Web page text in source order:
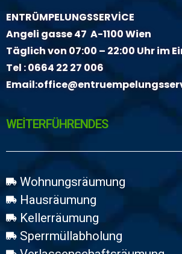
ENTRÜMPELUNGSSERVİCE
Angeli gasse 47 A-1100 Wien
Täglich von 07:00 – 22:00 Uhr im
Tel :0664 22 27 006
Email:
WEİTERFÜHRENDES
Wohnungsräumung
Hausräumung
Kellerräumung
Sperrmüllabholung